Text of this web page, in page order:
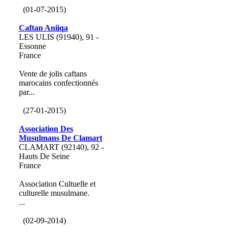
(01-07-2015)
Caftan Aniiqa
LES ULIS (91940), 91 -
Essonne
France
Vente de jolis caftans
marocains confectionnés
par...
(27-01-2015)
Association Des
Musulmans De Clamart
CLAMART (92140), 92 -
Hauts De Seine
France
Association Cultuelle et
culturelle musulmane.
...
(02-09-2014)